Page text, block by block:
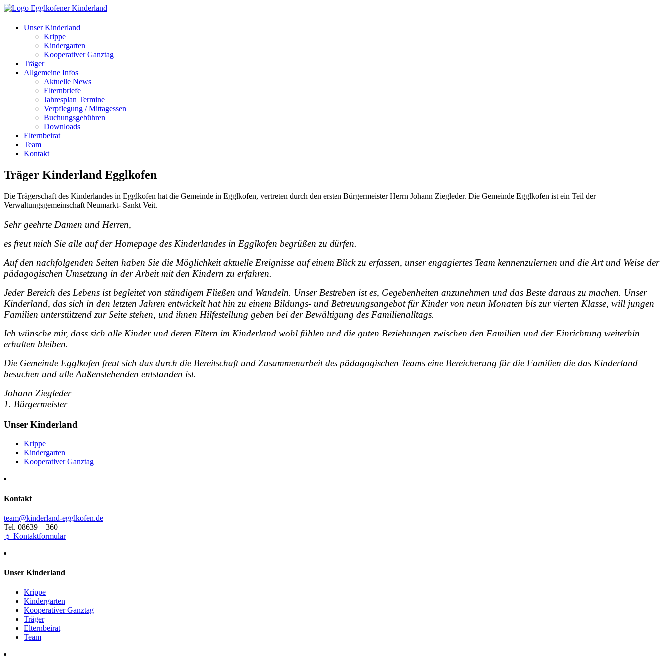
Unser Kinderland
Krippe
Kindergarten
Kooperativer Ganztag
Träger
Allgemeine Infos
Aktuelle News
Elternbriefe
Jahresplan Termine
Verpflegung / Mittagessen
Buchungsgebühren
Downloads
Elternbeirat
Team
Kontakt
Träger Kinderland Egglkofen
Die Trägerschaft des Kinderlandes in Egglkofen hat die Gemeinde in Egglkofen, vertreten durch den ersten Bürgermeister Herrn Johann Ziegleder. Die Gemeinde Egglkofen ist ein Teil der
Verwaltungsgemeinschaft Neumarkt- Sankt Veit.
Sehr geehrte Damen und Herren,
es freut mich Sie alle auf der Homepage des Kinderlandes in Egglkofen begrüßen zu dürfen.
Auf den nachfolgenden Seiten haben Sie die Möglichkeit aktuelle Ereignisse auf einem Blick zu erfassen, unser engagiertes Team kennenzulernen und die Art und Weise der
pädagogischen Umsetzung in der Arbeit mit den Kindern zu erfahren.
Jeder Bereich des Lebens ist begleitet von ständigem Fließen und Wandeln. Unser Bestreben ist es, Gegebenheiten anzunehmen und das Beste daraus zu machen. Unser
Kinderland, das sich in den letzten Jahren entwickelt hat hin zu einem Bildungs- und Betreuungsangebot für Kinder von neun Monaten bis zur vierten Klasse, will jungen
Familien unterstützend zur Seite stehen, und ihnen Hilfestellung geben bei der Bewältigung des Familienalltags.
Ich wünsche mir, dass sich alle Kinder und deren Eltern im Kinderland wohl fühlen und die guten Beziehungen zwischen den Familien und der Einrichtung weiterhin
erhalten bleiben.
Die Gemeinde Egglkofen freut sich das durch die Bereitschaft und Zusammenarbeit des pädagogischen Teams eine Bereicherung für die Familien die das Kinderland
besuchen und alle Außenstehenden entstanden ist.
Johann Ziegleder
1. Bürgermeister
Unser Kinderland
Krippe
Kindergarten
Kooperativer Ganztag
Kontakt
team@kinderland-egglkofen.de
Tel. 08639 – 360
☼ Kontaktformular
Unser Kinderland
Krippe
Kindergarten
Kooperativer Ganztag
Träger
Elternbeirat
Team